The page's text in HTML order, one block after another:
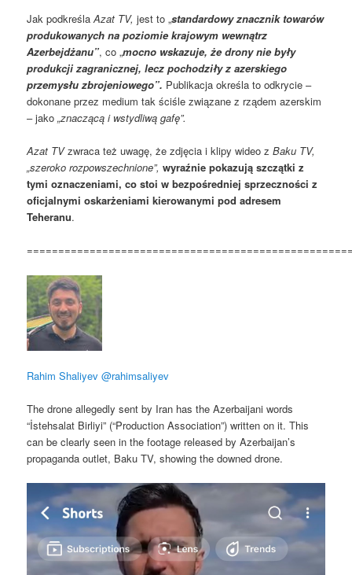
Jak podkreślaAzat TV, jest to „standardowy znacznik towarów
produkowanych na poziomie krajowym wewnątrz
Azerbejdżanu”, co „mocno wskazuje, że drony nie były
produkcji zagranicznej, lecz pochodziły z azerskiego
przemysłu zbrojeniowego”. Publikacja określa to odkrycie –
dokonane przez medium tak ściśle związane z rządem azerskim
– jako„znaczącą i wstydliwą gafę”.
Azat TVzwraca też uwagę, że zdjęcia i klipy wideo zBaku TV,
„szeroko rozpowszechnione”, wyraźnie pokazują szczątki z
tymi oznaczeniami, co stoi w bezpośredniej sprzeczności z
oficjalnymi oskarżeniami kierowanymi pod adresem
Teheranu.
Rahim Shaliyev @rahimsaliyev
The drone allegedly sent by Iran has the Azerbaijani words
“İstehsalat Birliyi” (“Production Association”) written on it. This
can be clearly seen in the footage released by Azerbaijan’s
propaganda outlet, Baku TV, showing the downed drone.